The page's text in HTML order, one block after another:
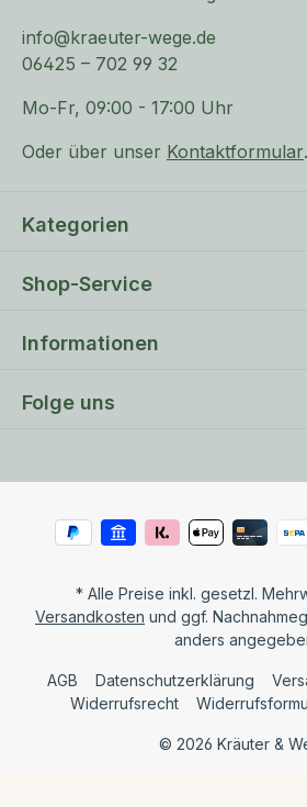
Folge uns
info@kraeuter-wege.de
06425 – 702 99 32
Mo-Fr, 09:00 - 17:00 Uhr
Oder über unser Kontaktformular.
Kategorien
Shop-Service
Informationen
* Alle Preise inkl. gesetzl.
Versandkosten und ggf.
anders
© 2026 Kräuter &
AGB Datenschutzerklärung
Widerrufsrecht